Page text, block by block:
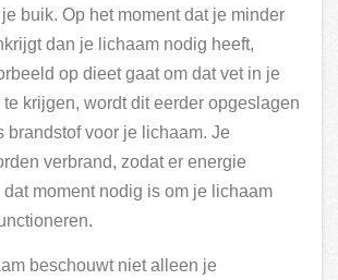
buik. Op het moment dat je minder
dan je lichaam nodig heeft,
op dieet gaat om dat vet in je
krijgen, wordt dit eerder opgeslagen
brandstof voor je lichaam. Je
verbrand, zodat er energie
moment nodig is om je lichaam
beschouwt niet alleen je